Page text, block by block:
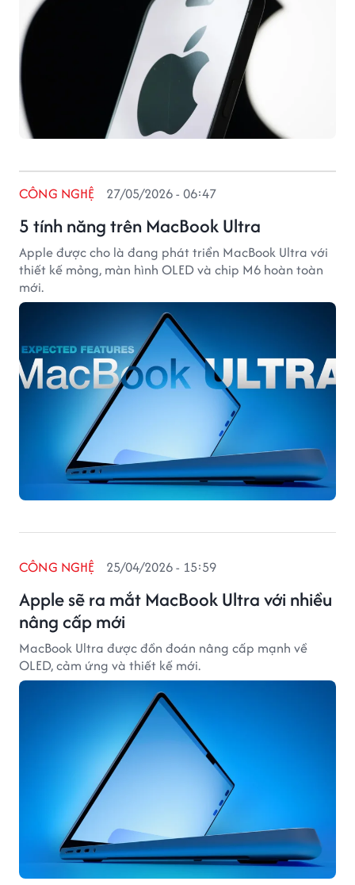
5 tính năng trên MacBook Ultra
CÔNG NGHỆ 27/05/2026 - 06:47
Apple được cho là đang phát triển MacBook Ultra với
thiết kế mỏng, màn hình OLED và chip M6 hoàn toàn
mới.
Apple sẽ ra mắt MacBook Ultra với nhiều
nâng cấp mới
CÔNG NGHỆ 25/04/2026 - 15:59
MacBook Ultra được đồn đoán nâng cấp mạnh về
OLED, cảm ứng và thiết kế mới.